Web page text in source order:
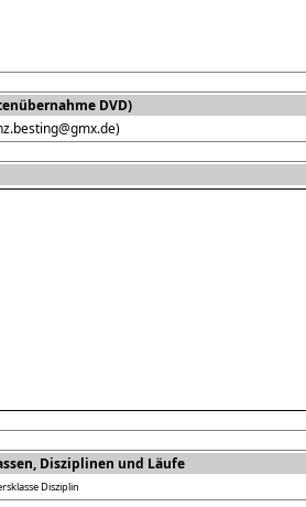
DVD)
Disziplinen und Läufe
Disziplin